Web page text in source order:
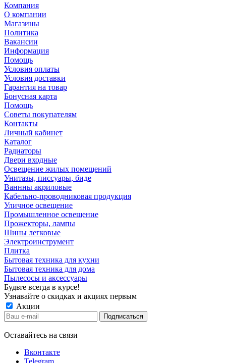
Компания
О компании
Магазины
Политика
Вакансии
Информация
Помощь
Условия оплаты
Условия доставки
Гарантия на товар
Бонусная карта
Помощь
Советы покупателям
Контакты
Личный кабинет
Каталог
Радиаторы
Двери входные
Освещение жилых помещений
Унитазы, писсуары, биде
Ваннны акриловые
Кабельно-проводниковая продукция
Уличное освещение
Промышленное освещение
Прожекторы, лампы
Шины легковые
Электроинструмент
Плитка
Бытовая техника для кухни
Бытовая техника для дома
Пылесосы и аксессуары
Будьте всегда в курсе!
Узнавайте о скидках и акциях первым
Акции
Оставайтесь на связи
Вконтакте
Telegram